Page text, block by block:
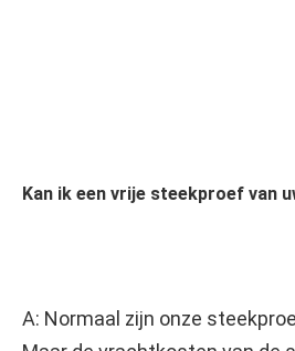
Kan ik een vrije steekproef van
A: Normaal zijn onze